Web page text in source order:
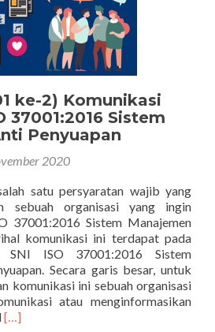
ke-2) Komunikasi
37001:2016 Sistem
Penyuapan
2020
satu persyaratan wajib yang
sebuah organisasi yang ingin
37001:2016 Sistem Manajemen
komunikasi ini terdapat pada
SNI ISO 37001:2016 Sistem
Secara garis besar, untuk
komunikasi ini sebuah organisasi
atau menginformasikan
Selengkapnya
[…]